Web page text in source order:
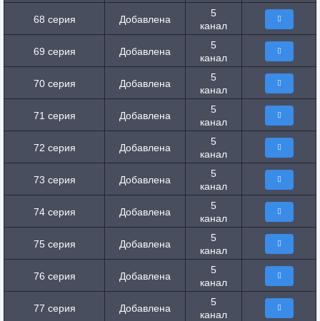
68 серия Добавлена
5
канал
69 серия Добавлена
5
канал
70 серия Добавлена
5
канал
71 серия Добавлена
5
канал
72 серия Добавлена
5
канал
73 серия Добавлена
5
канал
74 серия Добавлена
5
канал
75 серия Добавлена
5
канал
76 серия Добавлена
5
канал
77 серия Добавлена
5
канал